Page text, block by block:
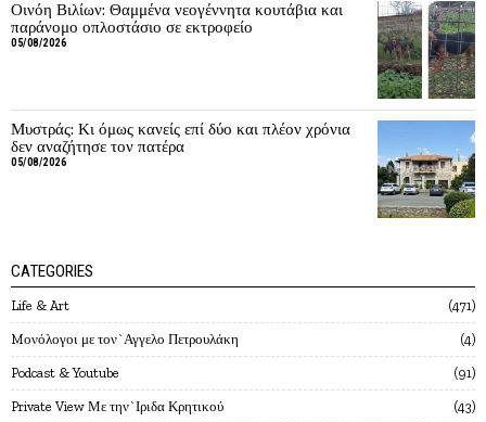
Οινόη Βιλίων: Θαμμένα νεογέννητα κουτάβια και
παράνομο οπλοστάσιο σε εκτροφείο
05/08/2026
Μυστράς: Κι όμως κανείς επί δύο και πλέον χρόνια
δεν αναζήτησε τον πατέρα
05/08/2026
CATEGORIES
Life & Art 471
Mονόλογοι με τον`Αγγελο Πετρουλάκη 4
Podcast & Youtube 91
Private View Με την`Ιριδα Κρητικού 43